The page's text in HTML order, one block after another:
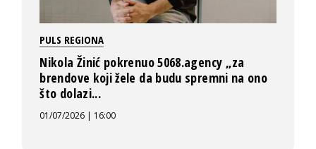
PULS REGIONA
Nikola Žinić pokrenuo 5068.agency „za
brendove koji žele da budu spremni na ono
što dolazi...
01/07/2026 | 16:00